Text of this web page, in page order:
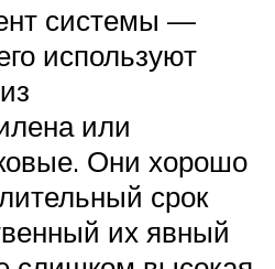
системы —
используют
или
Они хорошо
срок
их явный